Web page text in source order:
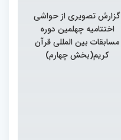
گزارش تصویری از حواشی
اختتامیه چهلمین دوره
مسابقات بین المللی قرآن
کریم(بخش چهارم)